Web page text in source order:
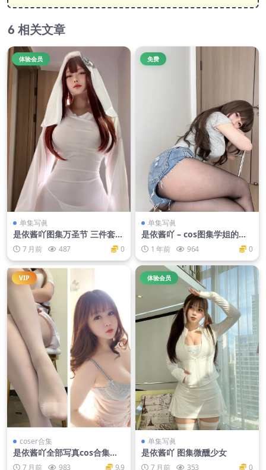
相关文章
体验会员
单集写眞
是依酱吖图集万圣节 三件套[9
5P-431M]
7 月前 487 0
免费
单集写眞
是依酱吖 – cos图集学姐的背
影 1 年前 964 0
VIP
coser合集
是依酱吖全部写真cos合集
【持续更新】
7 月前 983 9.9
体验会员
单集写眞
是依酱吖 图集微醺少女
7 月前 353 0